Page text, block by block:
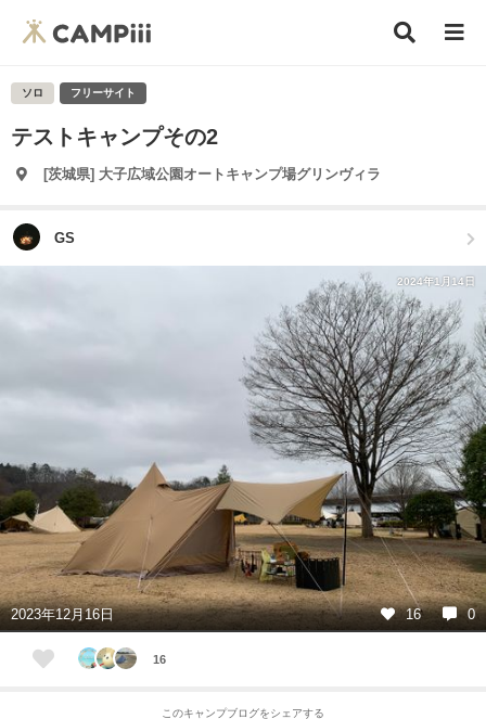
ソロ フリーサイト
テストキャンプその2
[茨城県] 大子広域公園オートキャンプ場グリンヴィラ
GS
2024年1月14日
2023年12月16日 16 0
16
このキャンプブログをシェアする